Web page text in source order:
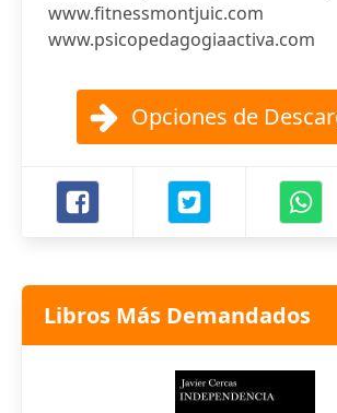
www.psicopedagogiaactiva.com
Opciones de
Libros Más Demandados